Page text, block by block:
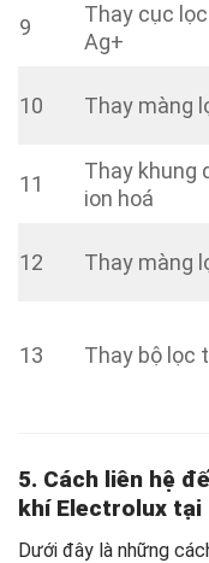
9
Thay cục
Ag+
10 Thay màng
11
Thay khung
ion hoá
12 Thay màng
13 Thay bộ lọc
5. Cách liên hệ
khí Electrolux
Dưới đây là những